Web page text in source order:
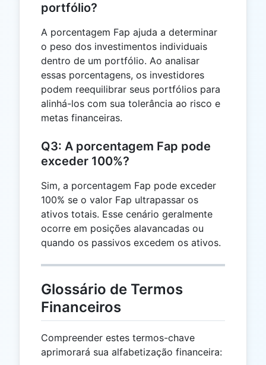
portfólio?
A porcentagem Fap ajuda a determinar
o peso dos investimentos individuais
dentro de um portfólio. Ao analisar
essas porcentagens, os investidores
podem reequilibrar seus portfólios para
alinhá-los com sua tolerância ao risco e
metas financeiras.
Q3: A porcentagem Fap pode
exceder 100%?
Sim, a porcentagem Fap pode exceder
100% se o valor Fap ultrapassar os
ativos totais. Esse cenário geralmente
ocorre em posições alavancadas ou
quando os passivos excedem os ativos.
Glossário de Termos
Financeiros
Compreender estes termos-chave
aprimorará sua alfabetização financeira: